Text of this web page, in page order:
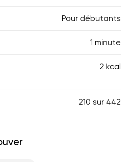
Pour débutants
1 minute
2 kcal
210 sur 442